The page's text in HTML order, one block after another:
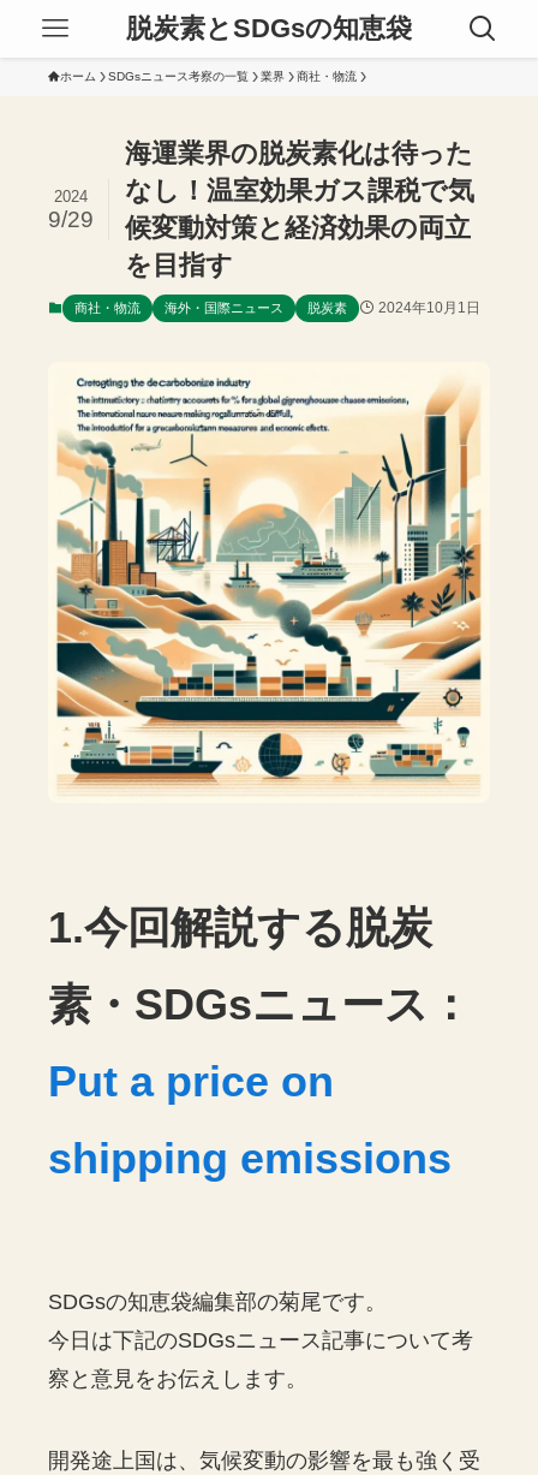
脱炭素とSDGsの知恵袋
ホーム SDGsニュース考察の一覧 業界 商社・物流
海運業界の脱炭素化は待った
なし！温室効果ガス課税で気
候変動対策と経済効果の両立
を目指す
2024
9/29
商社・物流 海外・国際ニュース 脱炭素 2024年10月1日
1.今回解説する脱炭
素・SDGsニュース：
Put a price on
shipping emissions
SDGsの知恵袋編集部の菊尾です。
今日は下記のSDGsニュース記事について考
察と意見をお伝えします。
開発途上国は、気候変動の影響を最も強く受